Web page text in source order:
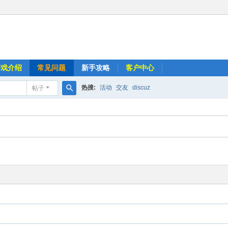
介绍 常见问题 新手攻略 客户中心
帖子
索
热搜: 活动 交友 discuz